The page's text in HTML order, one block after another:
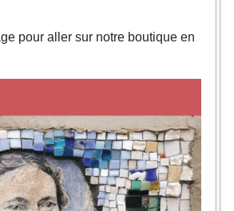
pour aller sur notre boutique en